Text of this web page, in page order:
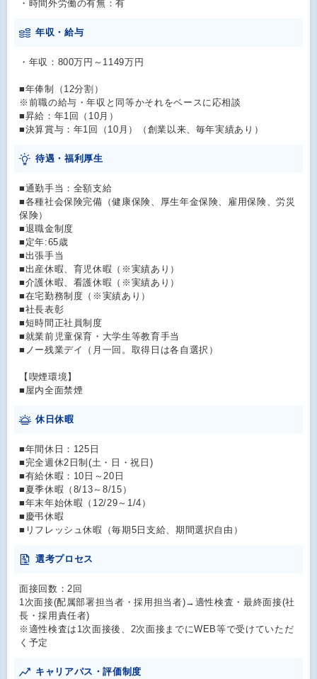
・時間外労働の有無：有
年収・給与
・年収：800万円～1149万円
■年俸制（12分割）
※前職の給与・年収と同等かそれをベースに応相談
■昇給：年1回（10月）
■決算賞与：年1回（10月）（創業以来、毎年実績あり）
待遇・福利厚生
■通勤手当：全額支給
■各種社会保険完備（健康保険、厚生年金保険、雇用保険、労災
保険）
■退職金制度
■定年:65歳
■出張手当
■出産休暇、育児休暇（※実績あり）
■介護休暇、看護休暇（※実績あり）
■在宅勤務制度（※実績あり）
■社長表彰
■短時間正社員制度
■就業前児童保育・大学生等教育手当
■ノー残業デイ（月一回。取得日は各自選択）
【喫煙環境】
■屋内全面禁煙
休日休暇
■年間休日：125日
■完全週休2日制(土・日・祝日)
■有給休暇：10日～20日
■夏季休暇（8/13～8/15）
■年末年始休暇（12/29～1/4）
■慶弔休暇
■リフレッシュ休暇（毎期5日支給、期間選択自由）
選考プロセス
面接回数：2回
1次面接(配属部署担当者・採用担当者)→適性検査・最終面接(社
長・採用責任者)
※適性検査は1次面接後、2次面接までにWEB等で受けていただ
く予定
キャリアパス・評価制度